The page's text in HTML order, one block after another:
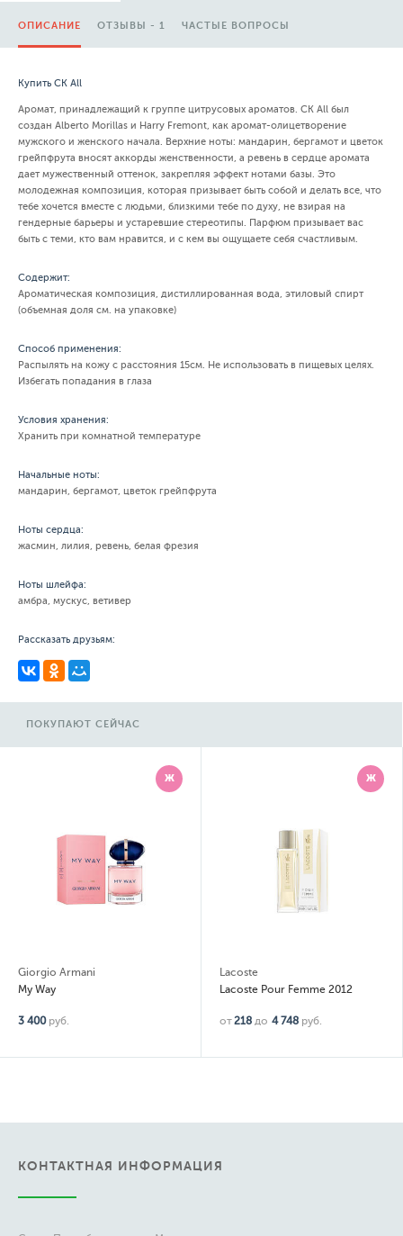
ОПИСАНИЕ ОТЗЫВЫ - 1 ЧАСТЫЕ ВОПРОСЫ
Купить CK All
Аромат, принадлежащий к группе цитрусовых ароматов. CK All был
создан Alberto Morillas и Harry Fremont, как аромат-олицетворение
мужского и женского начала. Верхние ноты: мандарин, бергамот и цветок
грейпфрута вносят аккорды женственности, а ревень в сердце аромата
дает мужественный оттенок, закрепляя эффект нотами базы. Это
молодежная композиция, которая призывает быть собой и делать все, что
тебе хочется вместе с людьми, близкими тебе по духу, не взирая на
гендерные барьеры и устаревшие стереотипы. Парфюм призывает вас
быть с теми, кто вам нравится, и с кем вы ощущаете себя счастливым.
Содержит:
Ароматическая композиция, дистиллированная вода, этиловый спирт
(объемная доля см. на упаковке)
Способ применения:
Распылять на кожу с расстояния 15см. Не использовать в пищевых целях.
Избегать попадания в глаза
Условия хранения:
Хранить при комнатной температуре
Начальные ноты:
мандарин, бергамот, цветок грейпфрута
Ноты сердца:
жасмин, лилия, ревень, белая фрезия
Ноты шлейфа:
амбра, мускус, ветивер
Рассказать друзьям:
ПОКУПАЮТ СЕЙЧАС
Armani
Way
400 руб.
Lacoste
Lacoste Pour Femme 2012
218 до 4 748 руб.
КОНТАКТНАЯ ИНФОРМАЦИЯ